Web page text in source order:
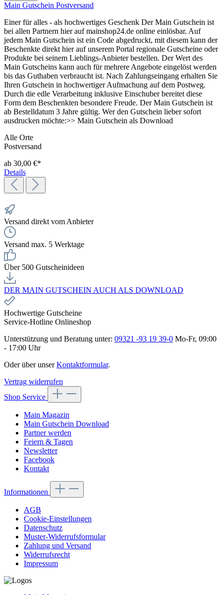
Main Gutschein Postversand
Einer für alles - als hochwertiges Geschenk Der Main Gutschein ist
bei allen Partnern hier auf mainshop24.de online einlösbar. Auf
jedem Main Gutschein ist ein Code abgedruckt, mit diesem kann der
Beschenkte direkt hier auf unserem Portal regionale Gutscheine oder
Produkte bei seinem Lieblings-Anbieter bestellen. Der Wert des
Main Gutscheins kann auch für mehrere Angebote eingelöst werden
bis das Guthaben verbraucht ist. Nach Zahlungseingang erhalten Sie
Ihren Gutschein in hochwertiger Aufmachung auf dem Postweg.
Durch die edle Verarbeitung inklusive Einschuber bereitet diese
Form dem Beschenkten besondere Freude. Der Main Gutschein ist
ab Bestelldatum 3 Jahre gültig. Wer den Gutschein lieber sofort
ausdrucken möchte:>> Main Gutschein als Download
Alle Orte
Postversand
ab 30,00 €*
Details
Versand direkt vom Anbieter
Versand max. 5 Werktage
Über 500 Gutscheinideen
DER MAIN GUTSCHEIN AUCH ALS DOWNLOAD
Hochwertige Gutscheine
Service-Hotline Onlineshop
Unterstützung und Beratung unter: 09321 -93 19 39-0 Mo-Fr, 09:00
- 17:00 Uhr
Oder über unserKontaktformular.
Vertrag widerrufen
Shop Service
Main Magazin
Main Gutschein Download
Partner werden
Feiern & Tagen
Newsletter
Facebook
Kontakt
Informationen
AGB
Cookie-Einstellungen
Datenschutz
Muster-Widerrufsformular
Zahlung und Versand
Widerrufsrecht
Impressum